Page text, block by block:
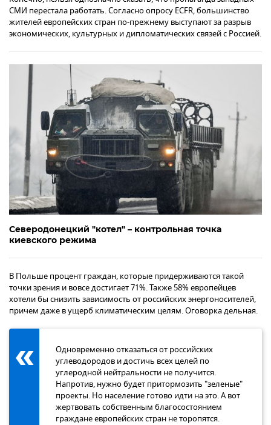
СМИ перестала работать. Согласно опросу ECFR, большинство
жителей европейских стран по-прежнему выступают за разрыв
экономических, культурных и дипломатических связей с Россией.
Северодонецкий "котел" – контрольная точка
киевского режима
В Польше процент граждан, которые придерживаются такой
точки зрения и вовсе достигает 71%. Также 58% европейцев
хотели бы снизить зависимость от российских энергоносителей,
причем даже в ущерб климатическим целям. Оговорка дельная.
Одновременно отказаться от российских
углеводородов и достичь всех целей по
углеродной нейтральности не получится.
Напротив, нужно будет притормозить "зеленые"
проекты. Но население готово идти на это. А вот
жертвовать собственным благосостоянием
граждане европейских стран не торопятся.